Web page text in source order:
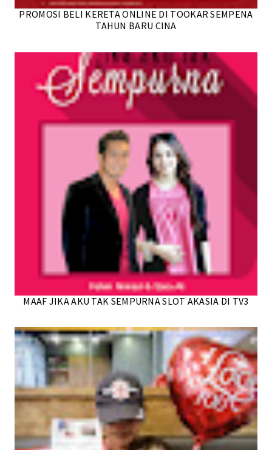
PROMOSI BELI KERETA ONLINE DI TOOKAR SEMPENA
TAHUN BARU CINA
MAAF JIKA AKU TAK SEMPURNA SLOT AKASIA DI TV3